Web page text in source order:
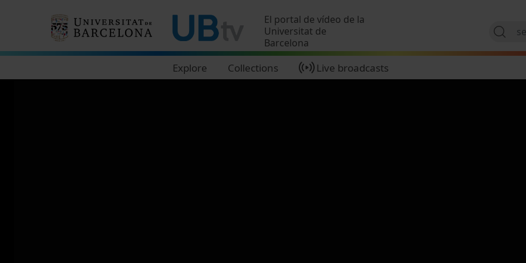
El portal de vídeo de la
Universitat de
Barcelona
Explore Collections Live broadcasts